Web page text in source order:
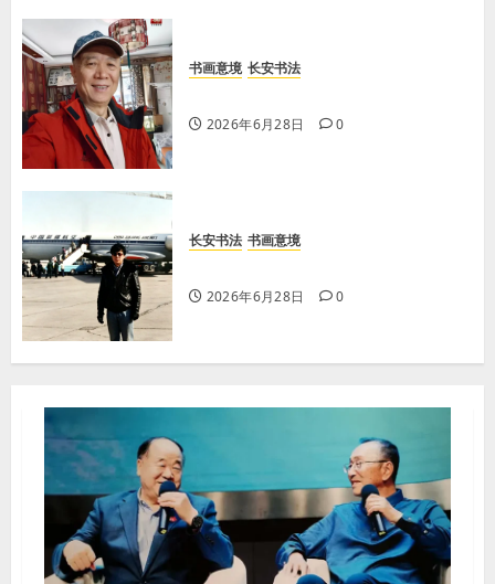
5 2026年8月7日
6
金石秀水
【王刚】赏王三县先生〈大漠胡杨〉画作
2026年8月7日
7
凡人中庸 但得风流
【李荣国】感恩戴德情义重 十年磨剑寸心知
2026年8月7日 0
书画意境 长安书法
2026年6月28日 0
长安书法 书画意境
2026年6月28日 0